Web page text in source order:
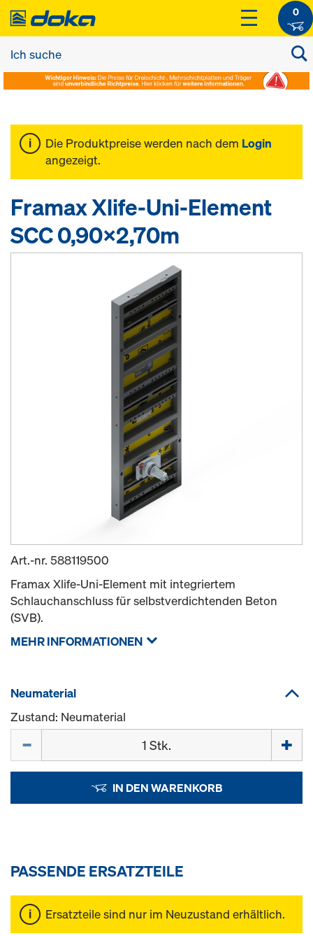
0
Die Produktpreise werden nach dem Login
angezeigt.
Framax Xlife-Uni-Element
SCC 0,90x2,70m
Art.-nr. 588119500
Framax Xlife-Uni-Element mit integriertem
Schlauchanschluss für selbstverdichtenden Beton
(SVB).
MEHR INFORMATIONEN
Neumaterial
Zustand: Neumaterial
IN DEN WARENKORB
PASSENDE ERSATZTEILE
Ersatzteile sind nur im Neuzustand erhältlich.